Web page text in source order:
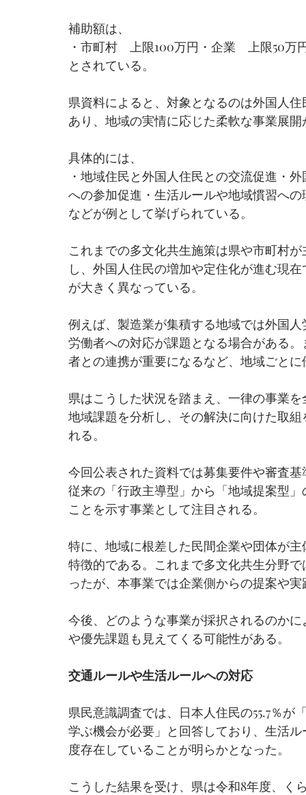
補助額は、
・市町村　上限100万円・企業　上限50万
とされている。
県資料によると、対象となるのは外国人
あり、地域の実情に応じた柔軟な事業展
具体的には、
・地域住民と外国人住民との交流促進・
への参加促進・生活ルールや地域慣習へ
などが例として挙げられている。
これまでの多文化共生施策は県や市町村
し、外国人住民の増加や定住化が進む現
が大きく異なっている。
例えば、製造業が集積する地域では外国
労働者への対応が課題となる場合がある
者との連携が重要になるなど、地域ごと
県はこうした状況を踏まえ、一律の事業
地域課題を分析し、その解決に向けた取
れる。
今回公表された資料では募集要件や審査
従来の「行政主導型」から「地域提案型
ことを示す事業として注目される。
特に、地域に根差した民間企業や団体が
特徴的である。これまで多文化共生分野
ったが、本事業では企業側からの提案や
今後、どのような事業が採択されるのか
や優先課題も見えてくる可能性がある。
交通ルールや生活ルールへの対応
県民意識調査では、日本人住民の55.7％
学ぶ機会が必要」と回答しており、生活
度存在していることが明らかとなった。
こうした結果を受け、県は令和8年度、く